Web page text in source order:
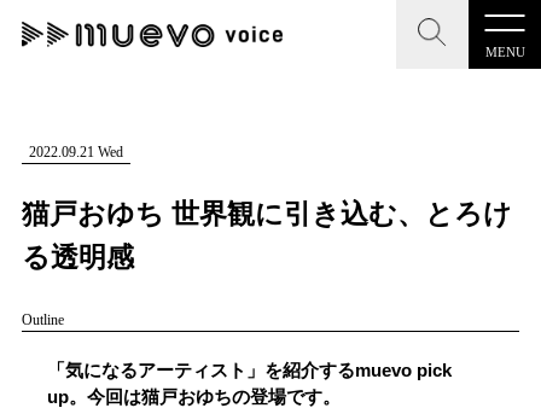
MENU
CLOSE
記事を検索する
人気ワード
#男性SSW #ポップス #女性SSW
CLOSE
"読者の声を形にする”音楽特化メディア
MENU
記事一覧
2022.09.21 Wed
猫戸おゆち 世界観に引き込む、とろけ
る透明感
Outline
「気になるアーティスト」を紹介するmuevo pick
up。今回は猫戸おゆちの登場です。